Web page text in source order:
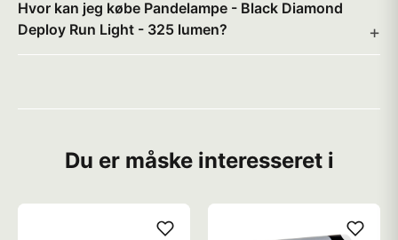
Hvor kan jeg købe Pandelampe - Black Diamond
Deploy Run Light - 325 lumen?
Du er måske interesseret i